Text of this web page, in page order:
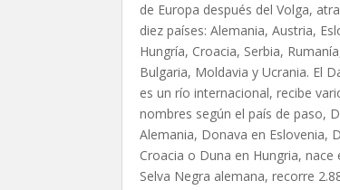
de Europa después del Volga,
diez países: Alemania, Austria,
Hungría, Croacia, Serbia,
Bulgaria, Moldavia y Ucrania. El
es un río internacional, recibe
nombres según el país de paso,
Alemania, Donava en Eslovenia,
Croacia o Duna en Hungria, nace
Selva Negra alemana, recorre